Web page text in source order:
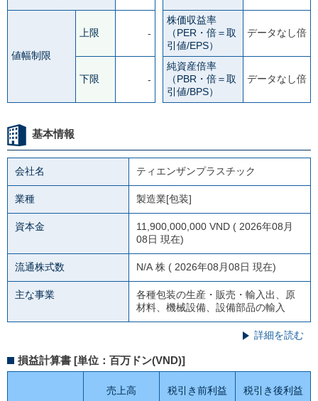
値幅制限
上限 -
下限 -
株価収益率
（PER・倍＝取
引値/EPS）
データなし倍
純資産倍率
（PBR・倍＝取
引値/BPS）
データなし倍
基本情報
会社名 ティエンザンプラスチック
業種 製造業[包装]
資本金
11,900,000,000 VND ( 2026年08月
08日 現在)
流通株式数 N/A 株 ( 2026年08月08日 現在)
主な事業
各種包装の生産・販売・輸入出、原
材料、機械設備、設備部品の輸入
詳細を読む
損益計算書 [単位：百万ドン(VND)]
売上高 税引き前利益 税引き後利益